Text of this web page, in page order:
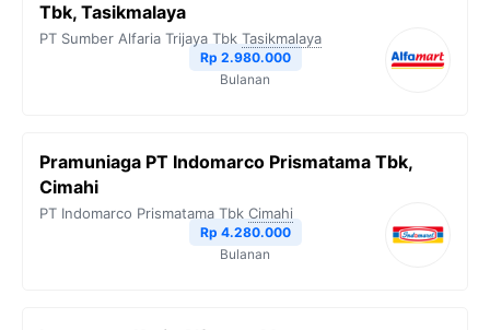
Tbk, Tasikmalaya
PT Sumber Alfaria Trijaya Tbk Tasikmalaya
Rp 2.980.000
Bulanan
Pramuniaga PT Indomarco Prismatama Tbk,
Cimahi
PT Indomarco Prismatama Tbk Cimahi
Rp 4.280.000
Bulanan